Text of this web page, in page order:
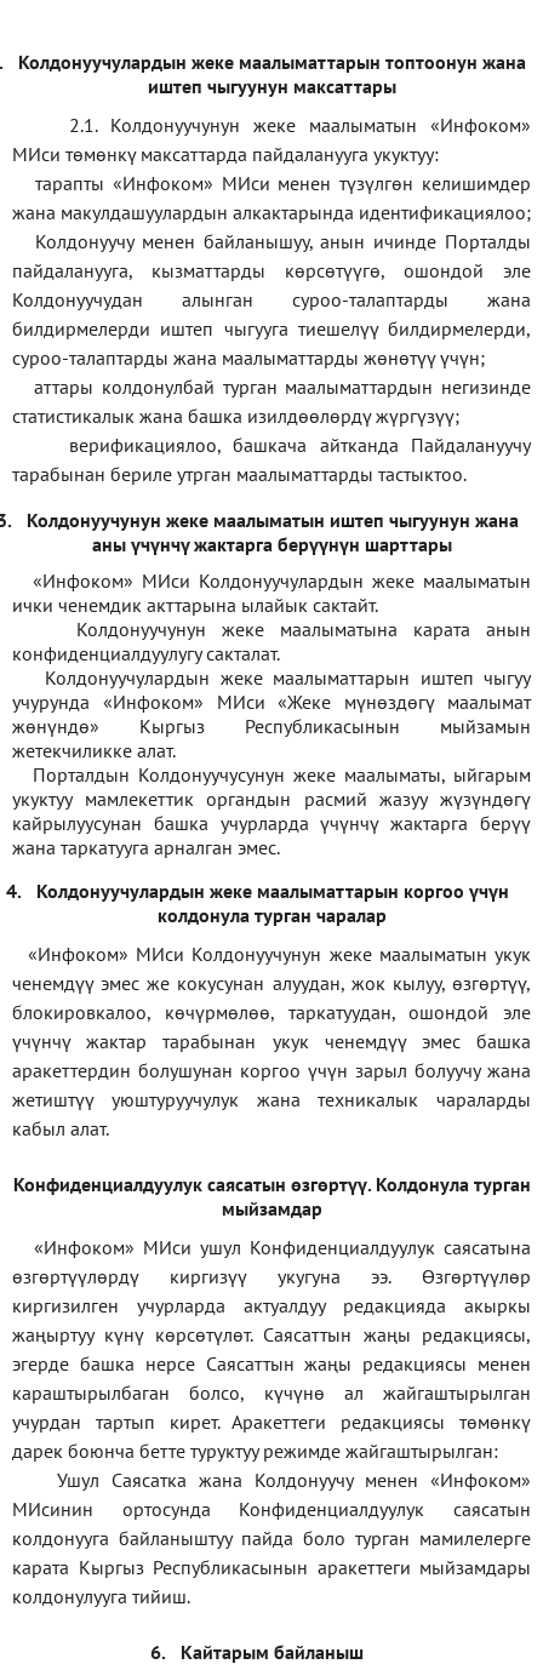
Колдонуучулардын жеке маалыматтарын топтоонун жана
иштеп чыгуунун максаттары
2.1. Колдонуучунун жеке маалыматын «Инфоком»
МИси төмөнкү максаттарда пайдаланууга укуктуу:
тарапты «Инфоком» МИси менен түзүлгөн келишимдер
жана макулдашуулардын алкактарында идентификациялоо;
Колдонуучу менен байланышуу, анын ичинде Порталды
пайдаланууга, кызматтарды көрсөтүүгө, ошондой эле
Колдонуучудан алынган суроо-талаптарды жана
билдирмелерди иштеп чыгууга тиешелүү билдирмелерди,
суроо-талаптарды жана маалыматтарды жөнөтүү үчүн;
аттары колдонулбай турган маалыматтардын негизинде
статистикалык жана башка изилдөөлөрдү жүргүзүү;
верификациялоо,башкача айтканда Пайдалануучу
тарабынан бериле утрган маалыматтарды тастыктоо.
Колдонуучунун жеке маалыматын иштеп чыгуунун жана
аны үчүнчү жактарга берүүнүн шарттары
«Инфоком» МИси Колдонуучулардын жеке маалыматын
ички ченемдик акттарына ылайык сактайт.
Колдонуучунун жеке маалыматына карата анын
конфиденциалдуулугу сакталат.
Колдонуучулардын жеке маалыматтарын иштеп чыгуу
учурунда «Инфоком» МИси«Жеке мүнөздөгү маалымат
жөнүндө» Кыргыз Республикасынын мыйзамын
жетекчиликке алат.
Порталдын Колдонуучусунун жеке маалыматы, ыйгарым
укуктуу мамлекеттик органдын расмий жазуу жүзүндөгү
кайрылуусунан башка учурларда үчүнчү жактарга берүү
жана таркатууга арналган эмес.
4.
Колдонуучулардын жеке маалыматтарын коргоо үчүн
колдонула турган чаралар
«Инфоком» МИси Колдонуучунун жеке маалыматын укук
ченемдүү эмес же кокусунан алуудан, жок кылуу, өзгөртүү,
блокировкалоо, көчүрмөлөө, таркатуудан, ошондой эле
үчүнчү жактар тарабынан укук ченемдүү эмес башка
аракеттердин болушунан коргоо үчүн зарыл болуучу жана
жетиштүү уюштуруучулук жана техникалык чараларды
кабыл алат.
Конфиденциалдуулук саясатын өзгөртүү. Колдонула турган
мыйзамдар
«Инфоком» МИси ушул Конфиденциалдуулук саясатына
өзгөртүүлөрдү киргизүү укугуна ээ. Өзгөртүүлөр
киргизилген учурларда актуалдуу редакцияда акыркы
жаңыртуу күнү көрсөтүлөт. Саясаттын жаңы редакциясы,
эгерде башка нерсе Саясаттын жаңы редакциясы менен
караштырылбаган болсо, күчүнө ал жайгаштырылган
учурдан тартып кирет. Аракеттеги редакциясы төмөнкү
дарек боюнча бетте туруктуу режимде жайгаштырылган:
Ушул Саясатка жана Колдонуучу менен «Инфоком»
МИсинин ортосунда Конфиденциалдуулук саясатын
колдонууга байланыштуу пайда боло турган мамилелерге
карата Кыргыз Республикасынын аракеттеги мыйзамдары
колдонулууга тийиш.
6. Кайтарым байланыш